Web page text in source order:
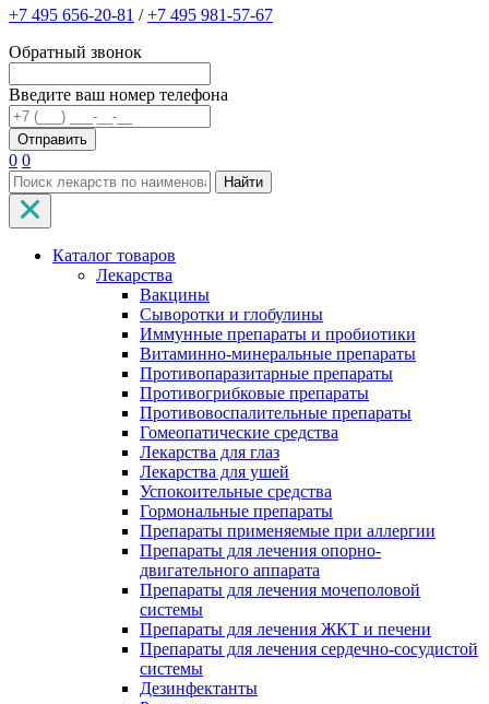
+7 495 656-20-81 /+7 495 981-57-67
Обратный звонок
Введите ваш номер телефона
0 0
Найти
Каталог товаров
Лекарства
Вакцины
Сыворотки и глобулины
Иммунные препараты и пробиотики
Витаминно-минеральные препараты
Противопаразитарные препараты
Противогрибковые препараты
Противовоспалительные препараты
Гомеопатические средства
Лекарства для глаз
Лекарства для ушей
Успокоительные средства
Гормональные препараты
Препараты применяемые при аллергии
Препараты для лечения опорно-
двигательного аппарата
Препараты для лечения мочеполовой
системы
Препараты для лечения ЖКТ и печени
Препараты для лечения сердечно-сосудистой
системы
Дезинфектанты